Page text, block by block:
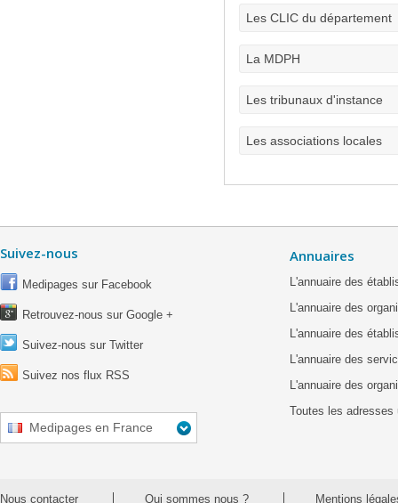
Les CLIC du département
La MDPH
Les tribunaux d'instance
Les associations locales
Suivez-nous
Medipages sur Facebook
Retrouvez-nous sur Google +
Suivez-nous sur Twitter
Suivez nos flux RSS
Medipages en France
Annuaires
L'annuaire des
L'annuaire des
L'annuaire des
L'annuaire des
L'annuaire des
Toutes les adresses
Nous contacter Qui sommes nous ? Mentions